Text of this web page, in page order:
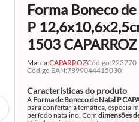
Forma Boneco
P
1503 CAPARROZ
Marca:CAPARROZCódigo:223770
Código EAN:7899044415030
Características do produto
A Forma de Boneco de Natal P
para confeitaria temática,
período natalino. Com dimensões